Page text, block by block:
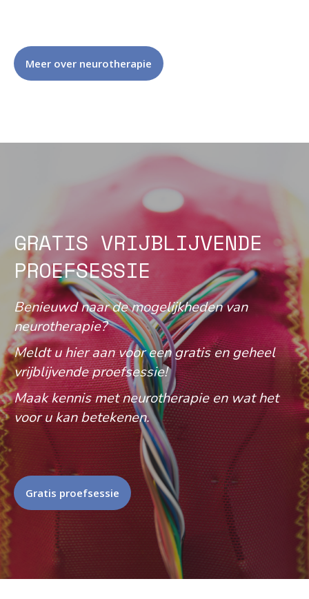
Meer over neurotherapie
GRATIS VRIJBLIJVENDE
PROEFSESSIE
Benieuwd naar de mogelijkheden van
neurotherapie?
Meldt u hier aan voor een gratis en geheel
vrijblijvende proefsessie!
Maak kennis met neurotherapie en wat het
voor u kan betekenen.
Gratis proefsessie